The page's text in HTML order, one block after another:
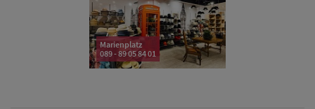
Bandana Caps
Marienplatz
089 - 89 05 84 01